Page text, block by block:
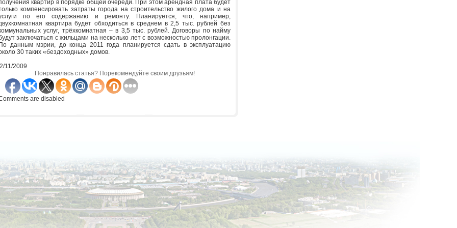
квартир в порядке общей очереди. При этом арендная плата будет
компенсировать затраты города на строительство жилого дома и на
по его содержанию и ремонту. Планируется, что, например,
квартира будет обходиться в среднем в 2,5 тыс. рублей без
услуг, трёхкомнатная – в 3,5 тыс. рублей. Договоры по найму
заключаться с жильцами на несколько лет с возможностью пролонгации.
данным мэрии, до конца 2011 года планируется сдать в эксплуатацию
30 таких «бездоходных» домов.
11/2009
Понравилась статья? Порекомендуйте своим друзьям!
are disabled